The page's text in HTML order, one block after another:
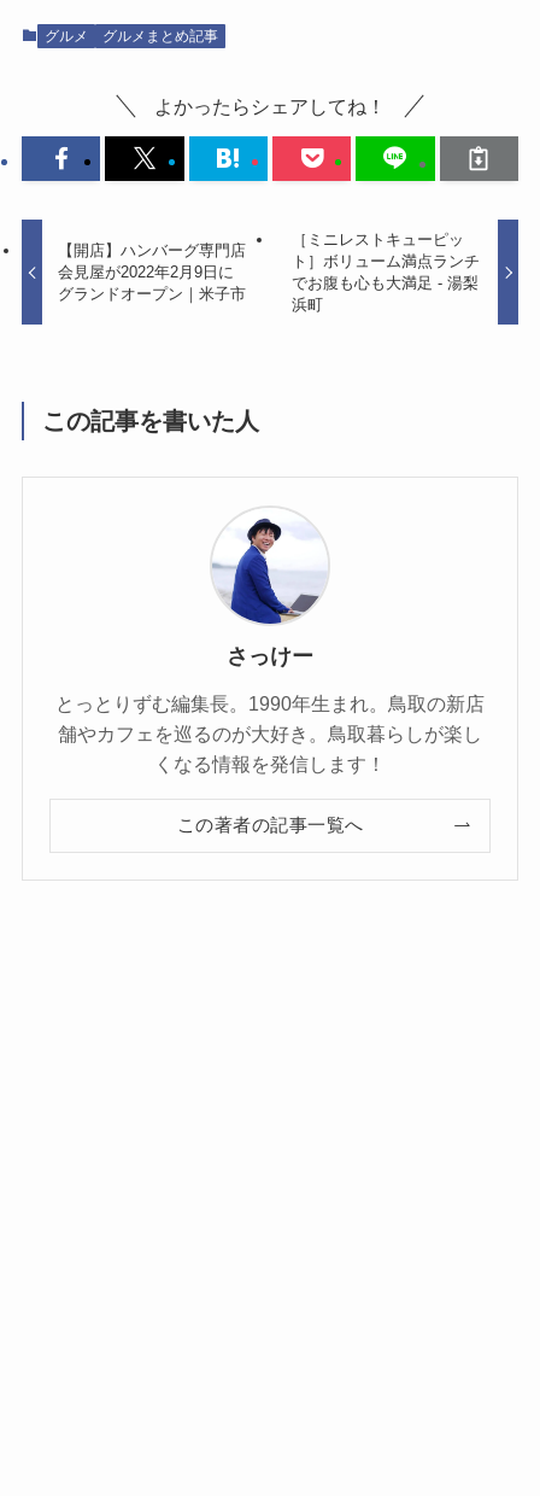
グルメ グルメまとめ記事
よかったらシェアしてね！
【開店】ハンバーグ専門店
会見屋が2022年2月9日に
グランドオープン｜米子市
［ミニレストキューピッ
ト］ボリューム満点ランチ
でお腹も心も大満足 - 湯梨
浜町
この記事を書いた人
さっけー
とっとりずむ編集長。1990年生まれ。鳥取の新店
舗やカフェを巡るのが大好き。鳥取暮らしが楽し
くなる情報を発信します！
この著者の記事一覧へ